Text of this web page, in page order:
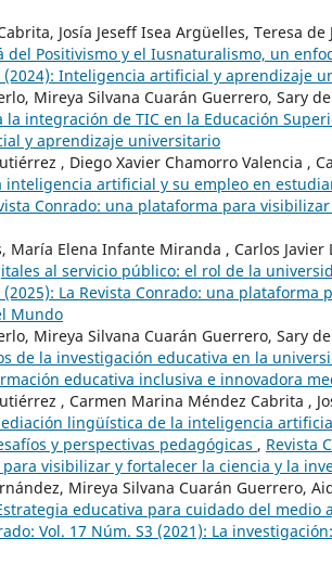
Josía Jeseff Isea Argüelles, Teresa
del Positivismo y el Iusnaturalismo, un
(2024): Inteligencia artificial y aprendizaje
Mireya Silvana Cuarán Guerrero, Sary
integración de TIC en la Educación
y aprendizaje universitario
, Diego Xavier Chamorro Valencia ,
inteligencia artificial y su empleo en
Conrado: una plataforma para
María Elena Infante Miranda , Carlos Javier
al servicio público: el rol de la
(2025): La Revista Conrado: una
Mundo
Mireya Silvana Cuarán Guerrero, Sary
de la investigación educativa en la
educativa inclusiva e innovadora
, Carmen Marina Méndez Cabrita ,
lingüística de la inteligencia
y perspectivas pedagógicas , Revista
visibilizar y fortalecer la ciencia y la
Mireya Silvana Cuarán Guerrero,
educativa para cuidado del
Vol. 17 Núm. S3 (2021): La